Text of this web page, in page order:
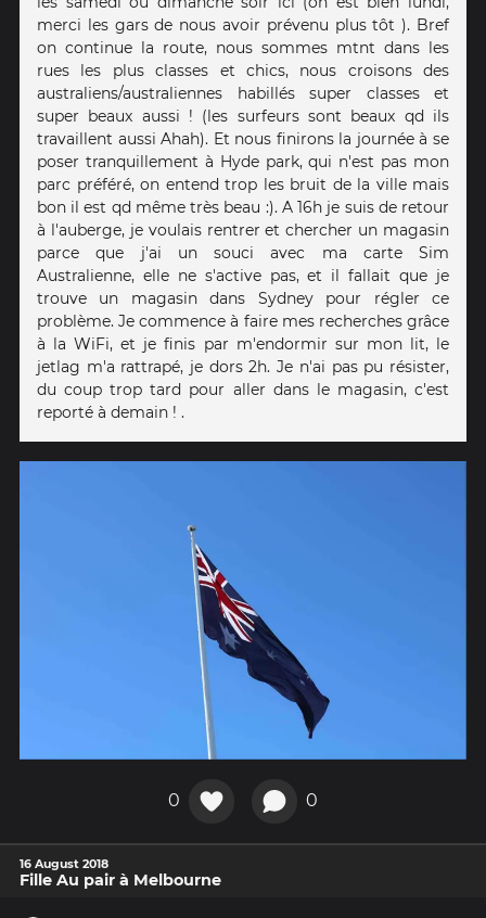
merci les gars de nous avoir prévenu plus tôt ). Bref
on continue la route, nous sommes mtnt dans les
rues les plus classes et chics, nous croisons des
australiens/australiennes habillés super classes et
super beaux aussi ! (les surfeurs sont beaux qd ils
travaillent aussi Ahah). Et nous finirons la journée à se
poser tranquillement à Hyde park, qui n'est pas mon
parc préféré, on entend trop les bruit de la ville mais
bon il est qd même très beau :). A 16h je suis de retour
à l'auberge, je voulais rentrer et chercher un magasin
parce que j'ai un souci avec ma carte Sim
Australienne, elle ne s'active pas, et il fallait que je
trouve un magasin dans Sydney pour régler ce
problème. Je commence à faire mes recherches grâce
à la WiFi, et je finis par m'endormir sur mon lit, le
jetlag m'a rattrapé, je dors 2h. Je n'ai pas pu résister,
du coup trop tard pour aller dans le magasin, c'est
reporté à demain ! .
0 0
16 August 2018
Fille Au pair à Melbourne